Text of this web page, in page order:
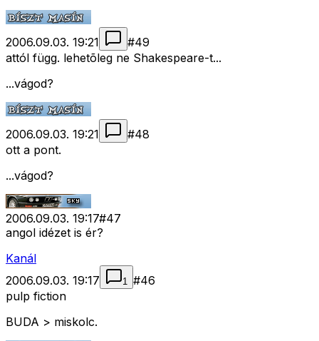
2006.09.03. 19:21 #49
attól függ. lehetõleg ne Shakespeare-t...
...vágod?
2006.09.03. 19:21 #48
ott a pont.
...vágod?
2006.09.03. 19:17#47
angol idézet is ér?
Kanál
2006.09.03. 19:17
1 #46
pulp fiction
BUDA > miskolc.